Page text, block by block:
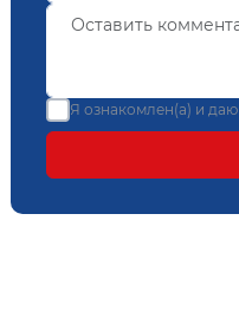
Я ознакомлен(а) и даю